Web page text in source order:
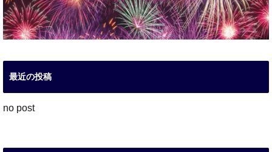
最近の投稿
no post